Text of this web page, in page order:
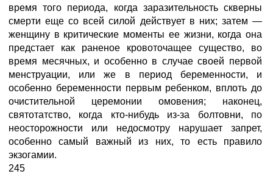
время того периода, когда заразительность скверны
смерти еще со всей силой действует в них; затем —
женщину в критические моменты ее жизни, когда она
предстает как раненое кровоточащее существо, во
время месячных, и особенно в случае своей первой
менструации, или же в период беременности, и
особенно беременности первым ребенком, вплоть до
очистительной церемонии омовения; наконец,
святотатство, когда кто-нибудь из-за болтовни, по
неосторожности или недосмотру нарушает запрет,
особенно самый важный из них, то есть правило
экзогамии.
245